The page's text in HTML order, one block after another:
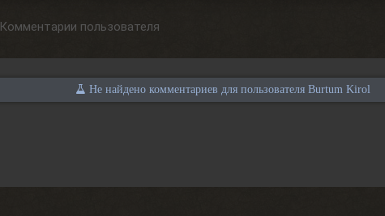
Комментарии пользователя
Не найдено комментариев для пользователя Burtum Kirol